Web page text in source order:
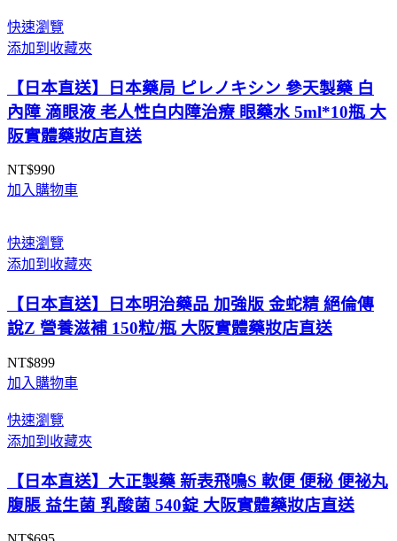
快速瀏覽
添加到收藏夾
【日本直送】日本藥局 ピレノキシン 參天製藥 白
內障 滴眼液 老人性白内障治療 眼藥水 5ml*10瓶 大
阪實體藥妝店直送
NT$990
加入購物車
快速瀏覽
添加到收藏夾
【日本直送】日本明治藥品 加強版 金蛇精 絕倫傳
說Z 營養滋補 150粒/瓶 大阪實體藥妝店直送
NT$899
加入購物車
快速瀏覽
添加到收藏夾
【日本直送】大正製藥 新表飛鳴S 軟便 便秘 便祕丸
腹脹 益生菌 乳酸菌 540錠 大阪實體藥妝店直送